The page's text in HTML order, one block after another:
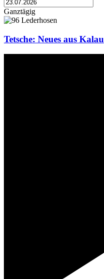
Ganztägig
Tetsche: Neues aus Kalau